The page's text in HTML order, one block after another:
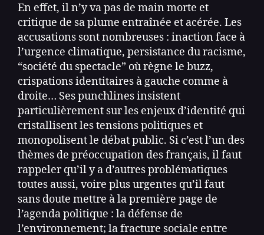
En effet, il n’y va pas de main morte et
critique de sa plume entraînée et acérée. Les
accusations sont nombreuses : inaction face à
l’urgence climatique, persistance du racisme,
“société du spectacle” où règne le buzz,
crispations identitaires à gauche comme à
droite… Ses punchlines insistent
particulièrement sur les enjeux d’identité qui
cristallisent les tensions politiques et
monopolisent le débat public. Si c’est l’un des
thèmes de préoccupation des français, il faut
rappeler qu’il y a d’autres problématiques
toutes aussi, voire plus urgentes qu’il faut
sans doute mettre à la première page de
l’agenda politique : la défense de
l’environnement; la fracture sociale entre